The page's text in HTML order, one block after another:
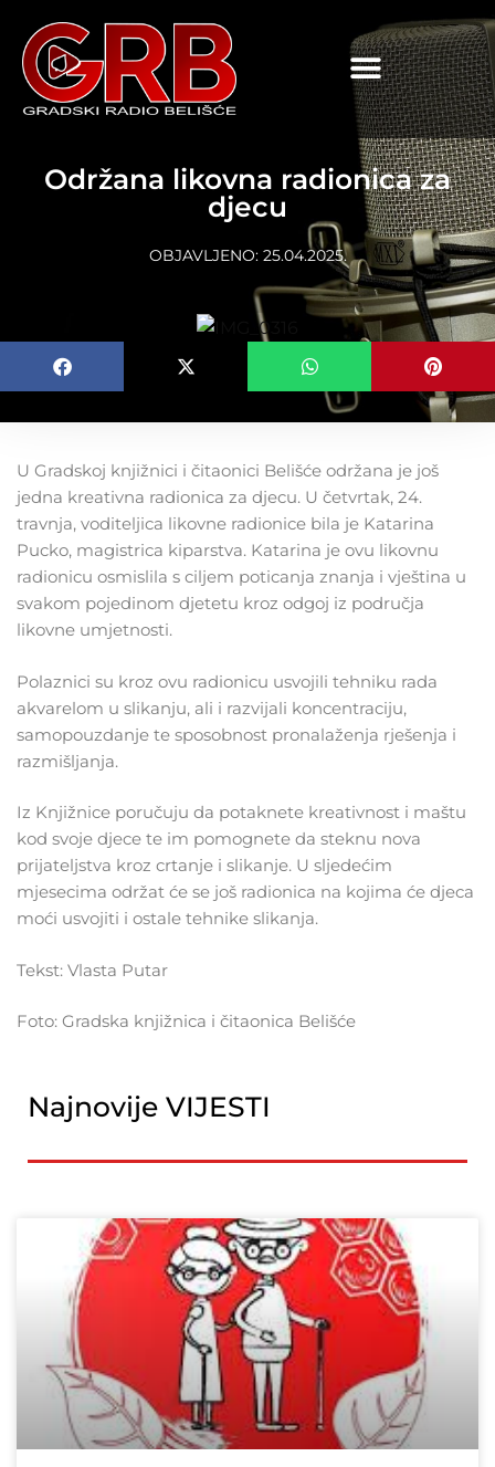
Održana likovna radionica za
djecu
OBJAVLJENO: 25.04.2025.
U Gradskoj knjižnici i čitaonici Belišće održana je još
jedna kreativna radionica za djecu. U četvrtak, 24.
travnja, voditeljica likovne radionice bila je Katarina
Pucko, magistrica kiparstva. Katarina je ovu likovnu
radionicu osmislila s ciljem poticanja znanja i vještina u
svakom pojedinom djetetu kroz odgoj iz područja
likovne umjetnosti.
Polaznici su kroz ovu radionicu usvojili tehniku rada
akvarelom u slikanju, ali i razvijali koncentraciju,
samopouzdanje te sposobnost pronalaženja rješenja i
razmišljanja.
Iz Knjižnice poručuju da potaknete kreativnost i maštu
kod svoje djece te im pomognete da steknu nova
prijateljstva kroz crtanje i slikanje. U sljedećim
mjesecima održat će se još radionica na kojima će djeca
moći usvojiti i ostale tehnike slikanja.
Tekst: Vlasta Putar
Foto: Gradska knjižnica i čitaonica Belišće
Najnovije VIJESTI